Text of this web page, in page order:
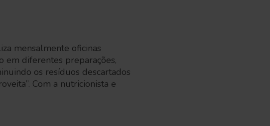
mensalmente oficinas
em diferentes preparações,
os resíduos descartados
Com a nutricionista e